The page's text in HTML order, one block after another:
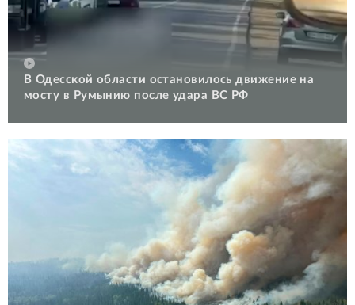
В Одесской области остановилось движение на
мосту в Румынию после удара ВС РФ